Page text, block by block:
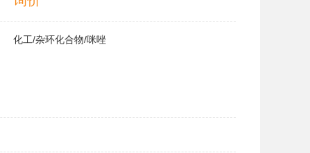
化工/杂环化合物/咪唑